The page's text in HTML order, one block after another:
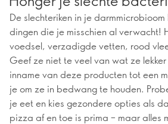
De slechteriken in je
dingen die je misschien al verwacht!
voedsel, verzadigde vetten, rood
Geef ze niet te veel van wat ze
inname van deze producten tot een
je om ze in bedwang te houden.
je eet en kies gezondere opties als
pizza af en toe is prima – maar alles